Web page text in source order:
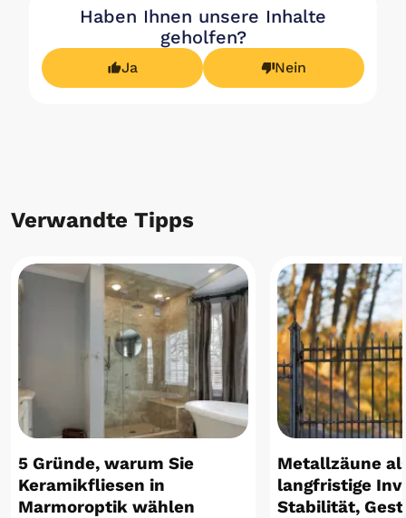
Haben Ihnen unsere Inhalte
geholfen?
Ja Nein
Verwandte Tipps
5 Gründe, warum Sie
Keramikfliesen in
Marmoroptik wählen
Metallzäune
langfristige
Stabilität,